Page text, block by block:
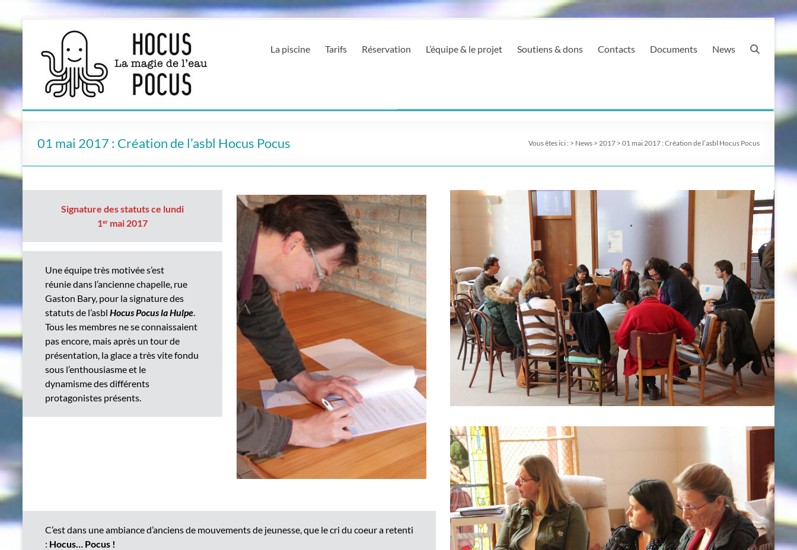
Aller
au
La piscine Tarifs Réservation L’équipe & le projet Soutiens & dons Contacts Documents News
01 mai 2017 : Création de l’asbl Hocus Pocus Vous êtes ici : > News > 2017 > 01 mai 2017 : Création de l’asbl Hocus Pocus
Signature des statuts ce lundi
1ermai 2017
Une équipe très motivée s’est
réunie dans l’ancienne chapelle, rue
Gaston Bary, pour la signature des
statuts de l’asbl Hocus Pocus la Hulpe.
Tous les membres ne se connaissaient
pas encore, mais après un tour de
présentation, la glace a très vite fondu
sous l’enthousiasme et le
dynamisme des différents
protagonistes présents.
C’est dans une ambiance d’anciens de mouvements de jeunesse, que le cri du coeur a retenti
: Hocus… Pocus !